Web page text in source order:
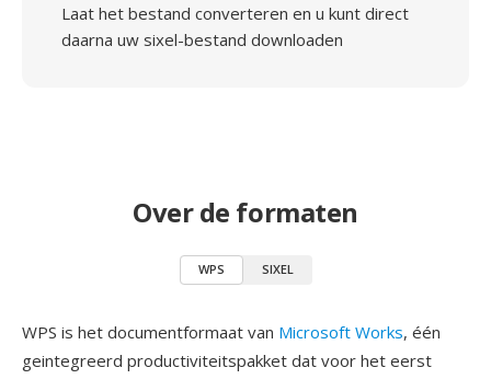
Laat het bestand converteren en u kunt direct
daarna uw sixel-bestand downloaden
Over de formaten
WPS SIXEL
WPS is het documentformaat van Microsoft Works, één
geintegreerd productiviteitspakket dat voor het eerst